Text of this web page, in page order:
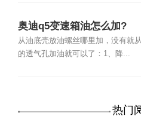
奥迪q5变速箱油怎么加?
从油底壳放油螺丝哪里加，没有就
的透气孔加油就可以了：1、降...
热门